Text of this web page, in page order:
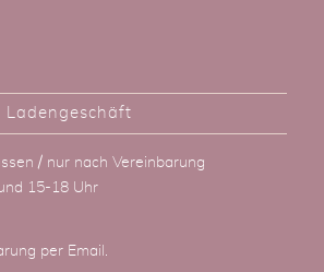
Ladengeschäft
/ nur nach Vereinbarung
15-18 Uhr
per Email